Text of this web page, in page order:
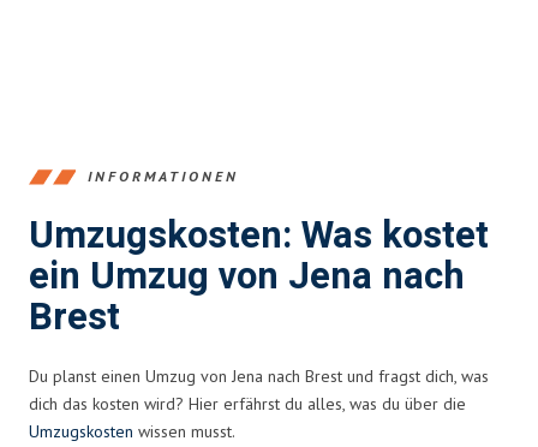
INFORMATIONEN
Umzugskosten: Was kostet
ein Umzug von Jena nach
Brest
Du planst einen Umzug von Jena nach Brest und fragst dich, was
dich das kosten wird? Hier erfährst du alles, was du über die
Umzugskosten wissen musst.